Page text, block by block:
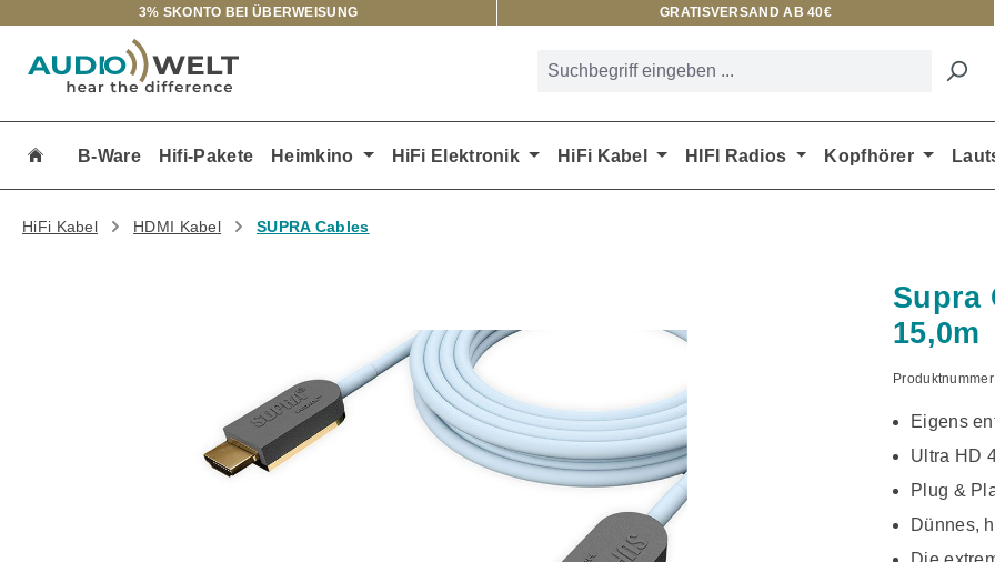
Hauptinhalt springen
Zur Suche springen
Zur Hauptnavigation springen
3% SKONTO BEI ÜBERWEISUNG GRATISVERSAND AB 40€
B-Ware Hifi-Pakete Heimkino HiFi Elektronik HiFi Kabel HIFI Radios Kopfhörer
HiFi Kabel HDMI Kabel SUPRA Cables
Supra
15,0m
Eigens
Ultra HD
Plug &
Dünnes,